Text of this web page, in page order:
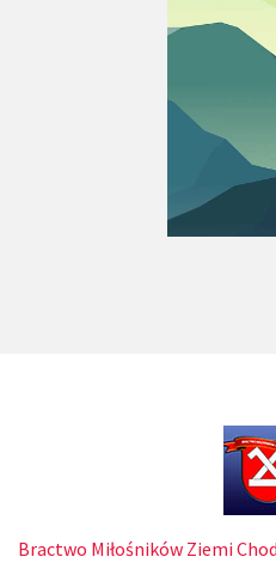
Bractwo Miłośników Ziemi